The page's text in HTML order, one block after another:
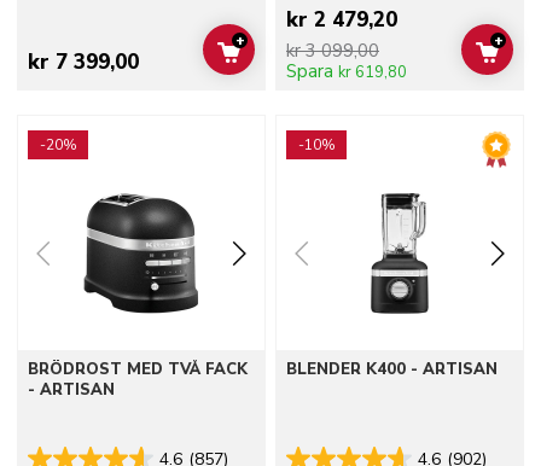
kr 7 399,00 ADD TO CART
+
kr 2 479,20
kr 3 099,00
Spara kr 619,80
ADD
+
-20%
BRÖDROST MED TVÅ FACK
- ARTISAN
4.6 (857)
-10%
BLENDER K400 - ARTISAN
4.6 (902)